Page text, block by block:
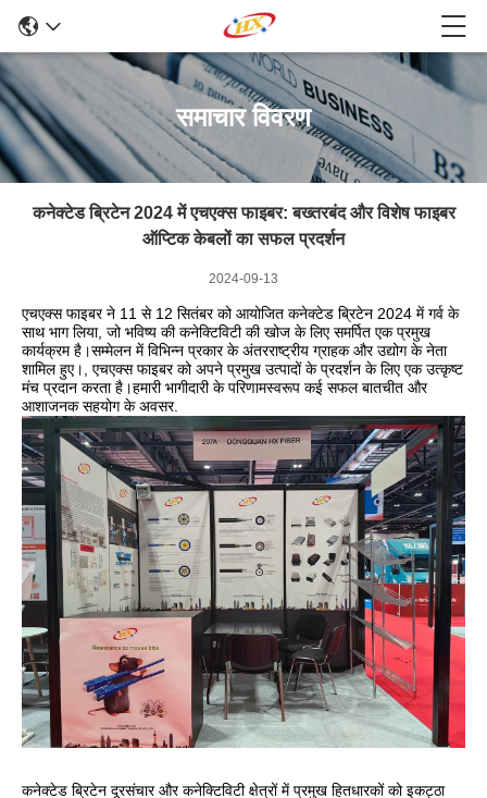
समाचार विवरण
कनेक्टेड ब्रिटेन 2024 में एचएक्स फाइबर: बख्तरबंद और विशेष फाइबर
ऑप्टिक केबलों का सफल प्रदर्शन
2024-09-13
एचएक्स फाइबर ने 11 से 12 सितंबर को आयोजित कनेक्टेड ब्रिटेन 2024 में गर्व के
साथ भाग लिया, जो भविष्य की कनेक्टिविटी की खोज के लिए समर्पित एक प्रमुख
कार्यक्रम है।सम्मेलन में विभिन्न प्रकार के अंतरराष्ट्रीय ग्राहक और उद्योग के नेता
शामिल हुए।, एचएक्स फाइबर को अपने प्रमुख उत्पादों के प्रदर्शन के लिए एक उत्कृष्ट
मंच प्रदान करता है।हमारी भागीदारी के परिणामस्वरूप कई सफल बातचीत और
आशाजनक सहयोग के अवसर.
कनेक्टेड ब्रिटेन दूरसंचार और कनेक्टिविटी क्षेत्रों में प्रमुख हितधारकों को इकट्ठा